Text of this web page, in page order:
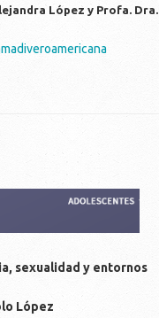
López y Profa. Dra.
sexualidad y entornos
López